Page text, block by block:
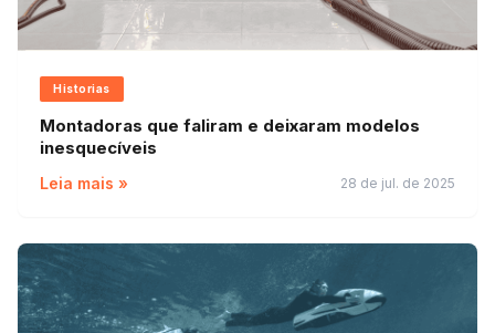
Historias
Montadoras que faliram e deixaram modelos
inesquecíveis
Leia mais » 28 de jul. de 2025